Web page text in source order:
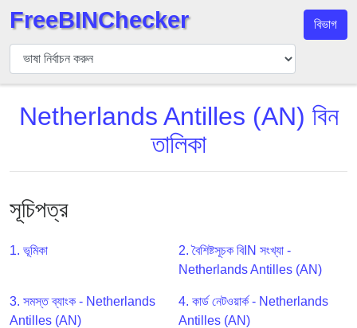
বিন
যাচাইকারী
অনুসন্ধান
এপিআই
Generator
Checker
v2
FreeBINChecker বিভাগ
Netherlands Antilles (AN) বিন
তালিকা
সূচিপত্র
1. ভূমিকা
2. বৈশিষ্টসূচক বিIN সংখ্যা -
Netherlands Antilles (AN)
3. সমস্ত ব্যাংক - Netherlands
Antilles (AN)
4. কার্ড নেটওয়ার্ক - Netherlands
Antilles (AN)